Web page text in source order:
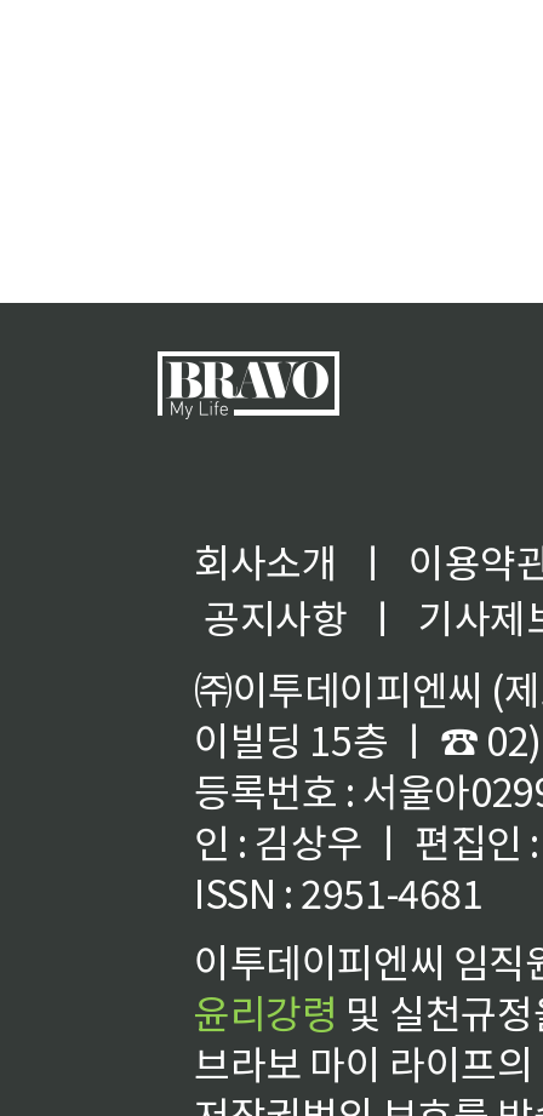
회사소개 ㅣ
이용약
공지사항
ㅣ
기사제
㈜이투데이피엔씨 (
이빌딩 15층 ㅣ ☎
등록번호 : 서울아
인 : 김상우 ㅣ 편집인
ISSN : 2951-4681
이투데이피엔씨 임
윤리강령 및 실천규
브라보 마이 라이프